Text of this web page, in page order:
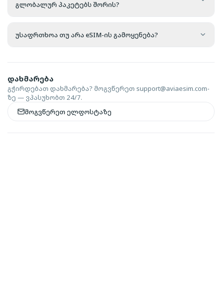
გლობალურ პაკეტებს შორის?
უსაფრთხოა თუ არა eSIM-ის გამოყენება?
დახმარება
გჭირდებათ დახმარება? მოგვწერეთ support@aviaesim.com-
ზე — ვპასუხობთ 24/7.
მოგვწერეთ ელფოსტაზე